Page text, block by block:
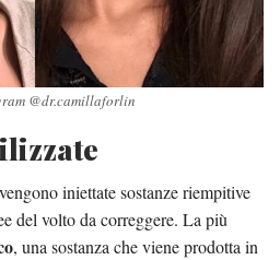
@dr.camillaforlin
vengono iniettate sostanze riempitive
del volto da correggere. La più
, una sostanza che viene prodotta in